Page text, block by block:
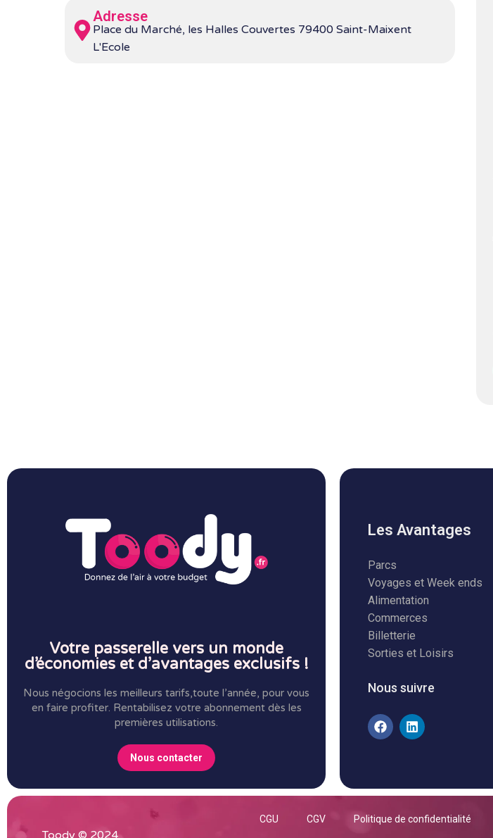
Adresse
Place du Marché, les Halles Couvertes 79400 Saint-Maixent
L'Ecole
Votre passerelle vers un monde
d’économies et d’avantages exclusifs !
Nous négocions les meilleurs tarifs,toute l’année, pour vous
en faire profiter. Rentabilisez votre abonnement dès les
premières utilisations.
Nous contacter
Les Avantages
Parcs
Voyages et Week ends
Alimentation
Commerces
Billetterie
Sorties et Loisirs
Nous suivre
Toody © 2024
CGU CGV Politique de confidentialité